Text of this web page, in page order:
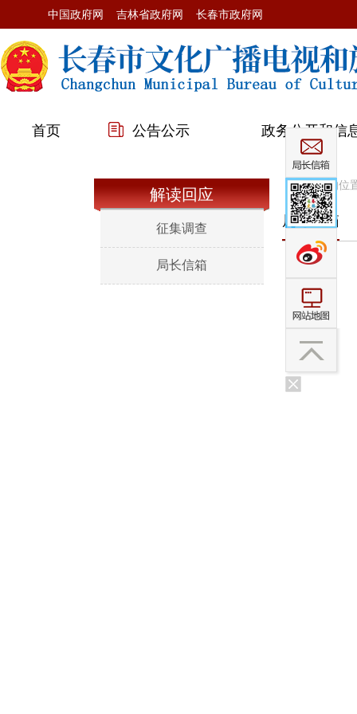
中国政府网 吉林省政府网 长春市政府网
首页 公告公示 政务公开和信
解读回应
征集调查
局长信箱
您当前的位
局长信箱